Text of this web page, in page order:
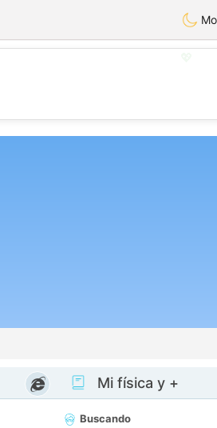
Mi física y +
Buscando